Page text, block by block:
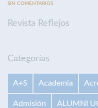
SIN COMENTARIOS
Revista Reflejos
Categorías
A+S Academia
Admisión ALUMNI